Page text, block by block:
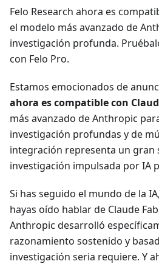
Felo Research ahora es
el modelo más avanzado de
investigación profunda.
con Felo Pro.
Estamos emocionados de
ahora es compatible con
más avanzado de Anthropic
investigación profundas y de
integración representa un gran
investigación impulsada por IA
Si has seguido el mundo de la
hayas oído hablar de Claude
Anthropic desarrolló
razonamiento sostenido y
investigación seria requiere. Y